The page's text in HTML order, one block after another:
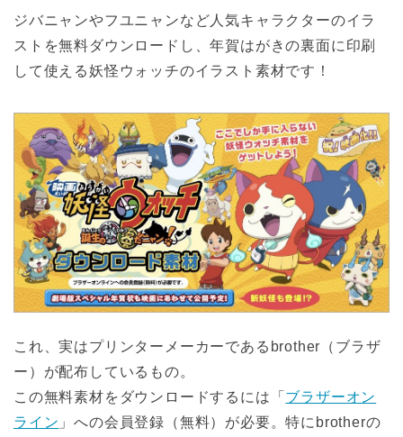
ジバニャンやフユニャンなど人気キャラクターのイラ
ストを無料ダウンロードし、年賀はがきの裏面に印刷
して使える妖怪ウォッチのイラスト素材です！
これ、実はプリンターメーカーであるbrother（ブラザ
ー）が配布しているもの。
この無料素材をダウンロードするには「 ブラザーオン
ライン 」への会員登録（無料）が必要。特にbrotherの